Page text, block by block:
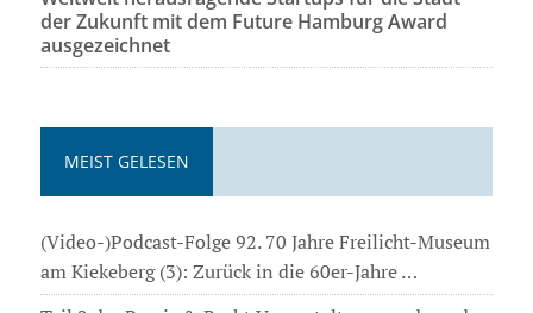
der Zukunft mit dem Future Hamburg Award
ausgezeichnet
MEIST GELESEN
(Video-)Podcast-Folge 92. 70 Jahre Freilicht-Museum
am Kiekeberg (3): Zurück in die 60er-Jahre …